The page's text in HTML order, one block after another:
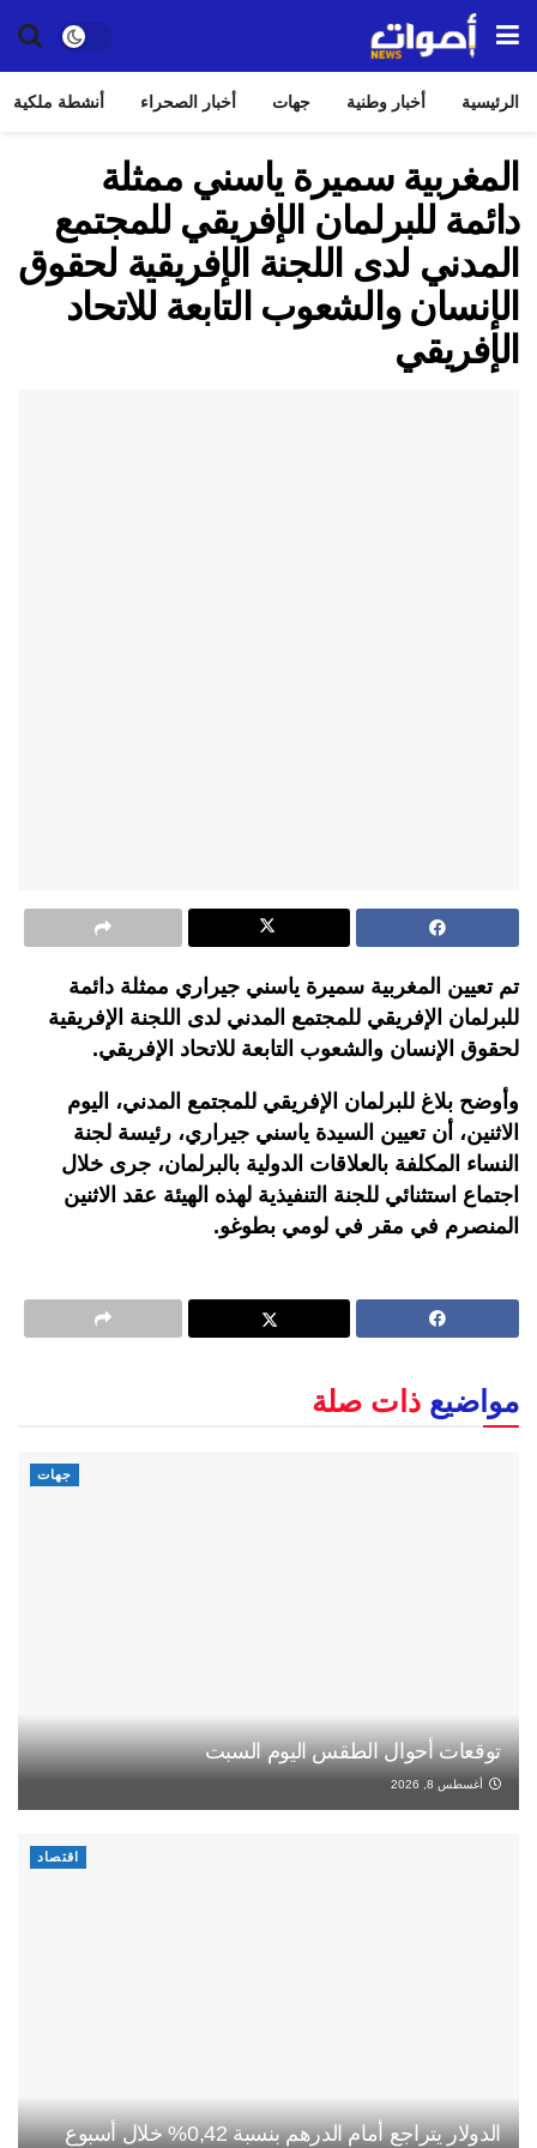
الرئيسية أخبار وطنية جهات أخبار الصحراء أنشطة ملكية
المغربية سميرة ياسني ممثلة
دائمة للبرلمان الإفريقي للمجتمع
المدني لدى اللجنة الإفريقية لحقوق
الإنسان والشعوب التابعة للاتحاد
الإفريقي
تم تعيين المغربية سميرة ياسني جيراري ممثلة دائمة
للبرلمان الإفريقي للمجتمع المدني لدى اللجنة الإفريقية
لحقوق الإنسان والشعوب التابعة للاتحاد الإفريقي.
وأوضح بلاغ للبرلمان الإفريقي للمجتمع المدني، اليوم
الاثنين، أن تعيين السيدة ياسني جيراري، رئيسة لجنة
النساء المكلفة بالعلاقات الدولية بالبرلمان، جرى خلال
اجتماع استثنائي للجنة التنفيذية لهذه الهيئة عقد الاثنين
المنصرم في مقر في لومي بطوغو.
مواضيع ذات صلة
جهات
توقعات أحوال الطقس اليوم السبت
أغسطس 8, 2026
اقتصاد
الدولار يتراجع أمام الدرهم بنسبة 0,42% خلال أسبوع